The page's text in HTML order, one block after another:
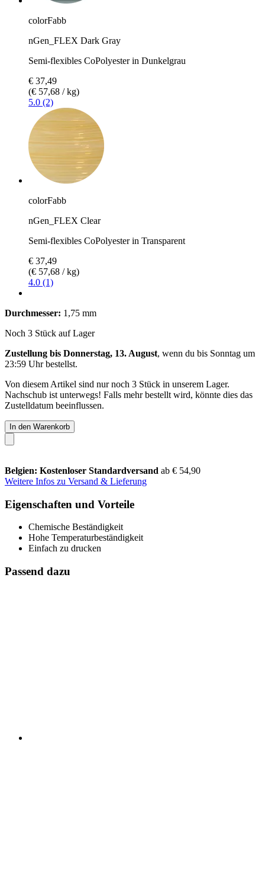
colorFabb
nGen_FLEX Dark Gray
Semi-flexibles CoPolyester in Dunkelgrau
€ 37,49
(€ 57,68 / kg)
5.0 (2)
colorFabb
nGen_FLEX Clear
Semi-flexibles CoPolyester in Transparent
€ 37,49
(€ 57,68 / kg)
4.0 (1)
Durchmesser: 1,75 mm
Noch 3 Stück auf Lager
Zustellung bis Donnerstag, 13. August, wenn du bis Sonntag um
23:59 Uhrbestellst.
Von diesem Artikel sind nur noch 3 Stück in unserem Lager.
Nachschub ist unterwegs! Falls mehr bestellt wird, könnte dies das
Zustelldatum beeinflussen.
In den Warenkorb
Belgien: Kostenloser Standardversand ab € 54,90
Weitere Infos zu Versand & Lieferung
Eigenschaften und Vorteile
Chemische Beständigkeit
Hohe Temperaturbeständigkeit
Einfach zu drucken
Passend dazu